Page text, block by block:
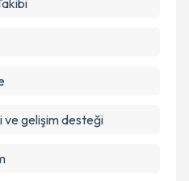
ve gelişim desteği